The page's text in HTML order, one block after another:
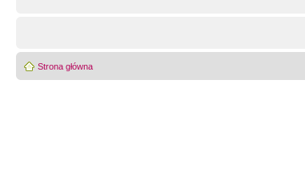
Strona główna